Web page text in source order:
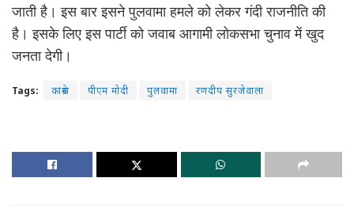
जाती है। इस बार इसने पुलवामा हमले को लेकर गंदी राजनीति की
है। इसके लिए इस पार्टी को जवाब आगामी लोकसभा चुनाव में खुद
जनता देगी।
Tags: कांग्रेस पीएम मोदी पुलवामा रणदीप सुरजेवाला